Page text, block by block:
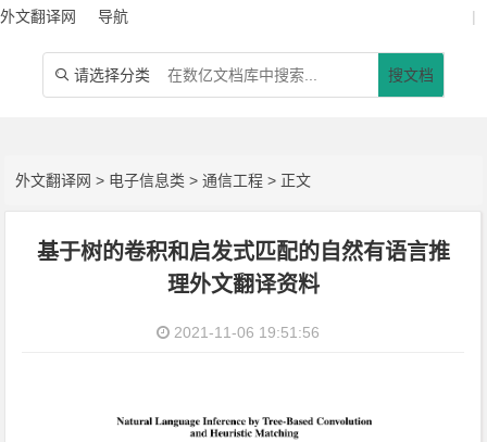
外文翻译网 导航 |
 请选择分类 搜文档
外文翻译网 > 电子信息类 >通信工程 > 正文
基于树的卷积和启发式匹配的自然有语言推
理外文翻译资料
2021-11-06 19:51:56